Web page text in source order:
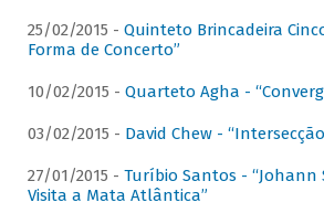
25/02/2015 - Quinteto Brincadeira
Forma de Concerto”
10/02/2015 - Quarteto Agha -
03/02/2015 - David Chew -
27/01/2015 - Turíbio Santos - “Johann
Visita a Mata Atlântica”